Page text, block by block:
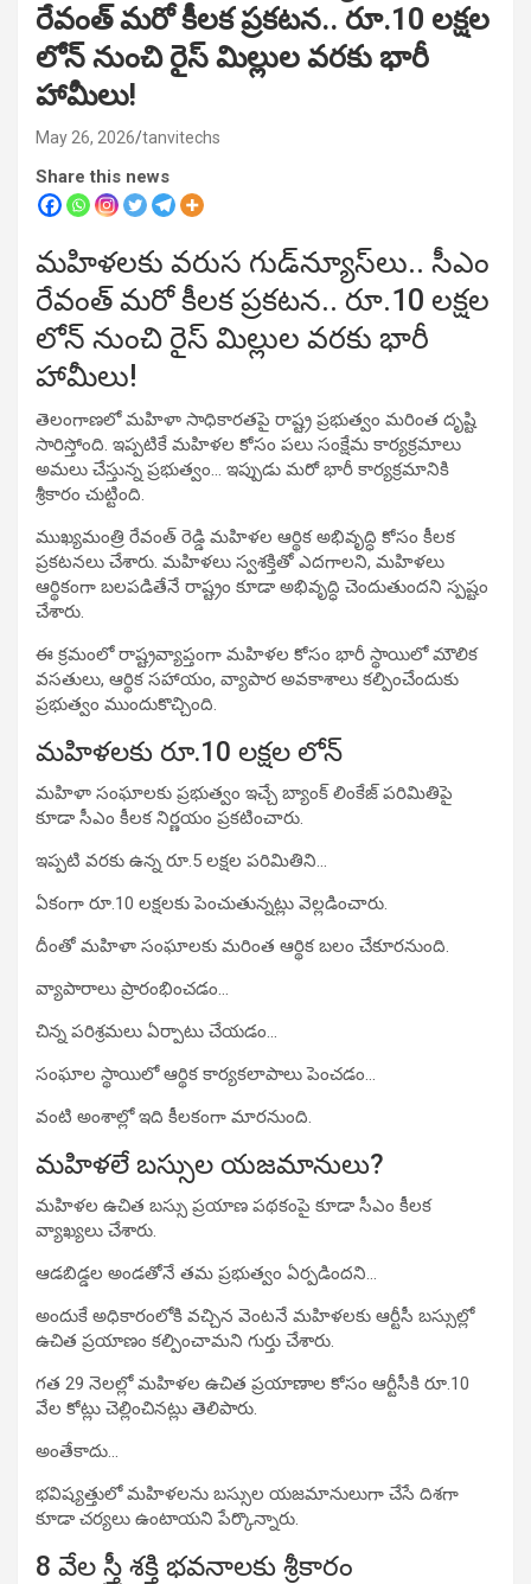
రేవంత్ మరో కీలక ప్రకటన.. రూ.10 లక్షల
లోన్ నుంచి రైస్ మిల్లుల వరకు భారీ
హామీలు!
May 26, 2026 tanvitechs
Share this news
మహిళలకు వరుస గుడ్‌న్యూస్‌లు.. సీఎం
రేవంత్ మరో కీలక ప్రకటన.. రూ.10 లక్షల
లోన్ నుంచి రైస్ మిల్లుల వరకు భారీ
హామీలు!
తెలంగాణలో మహిళా సాధికారతపై రాష్ట్ర ప్రభుత్వం మరింత దృష్టి
సారిస్తోంది. ఇప్పటికే మహిళల కోసం పలు సంక్షేమ కార్యక్రమాలు
అమలు చేస్తున్న ప్రభుత్వం… ఇప్పుడు మరో భారీ కార్యక్రమానికి
శ్రీకారం చుట్టింది.
ముఖ్యమంత్రి రేవంత్ రెడ్డి మహిళల ఆర్థిక అభివృద్ధి కోసం కీలక
ప్రకటనలు చేశారు. మహిళలు స్వశక్తితో ఎదగాలని, మహిళలు
ఆర్థికంగా బలపడితేనే రాష్ట్రం కూడా అభివృద్ధి చెందుతుందని స్పష్టం
చేశారు.
ఈ క్రమంలో రాష్ట్రవ్యాప్తంగా మహిళల కోసం భారీ స్థాయిలో మౌలిక
వసతులు, ఆర్థిక సహాయం, వ్యాపార అవకాశాలు కల్పించేందుకు
ప్రభుత్వం ముందుకొచ్చింది.
మహిళలకు రూ.10 లక్షల లోన్
మహిళా సంఘాలకు ప్రభుత్వం ఇచ్చే బ్యాంక్ లింకేజ్ పరిమితిపై
కూడా సీఎం కీలక నిర్ణయం ప్రకటించారు.
ఇప్పటి వరకు ఉన్న రూ.5 లక్షల పరిమితిని…
ఏకంగా రూ.10 లక్షలకు పెంచుతున్నట్లు వెల్లడించారు.
దీంతో మహిళా సంఘాలకు మరింత ఆర్థిక బలం చేకూరనుంది.
వ్యాపారాలు ప్రారంభించడం…
చిన్న పరిశ్రమలు ఏర్పాటు చేయడం…
సంఘాల స్థాయిలో ఆర్థిక కార్యకలాపాలు పెంచడం…
వంటి అంశాల్లో ఇది కీలకంగా మారనుంది.
మహిళలే బస్సుల యజమానులు?
మహిళల ఉచిత బస్సు ప్రయాణ పథకంపై కూడా సీఎం కీలక
వ్యాఖ్యలు చేశారు.
ఆడబిడ్డల అండతోనే తమ ప్రభుత్వం ఏర్పడిందని…
అందుకే అధికారంలోకి వచ్చిన వెంటనే మహిళలకు ఆర్టీసీ బస్సుల్లో
ఉచిత ప్రయాణం కల్పించామని గుర్తు చేశారు.
గత 29 నెలల్లో మహిళల ఉచిత ప్రయాణాల కోసం ఆర్టీసీకి రూ.10
వేల కోట్లు చెల్లించినట్లు తెలిపారు.
అంతేకాదు…
భవిష్యత్తులో మహిళలను బస్సుల యజమానులుగా చేసే దిశగా
కూడా చర్యలు ఉంటాయని పేర్కొన్నారు.
8 వేల స్త్రీ శక్తి భవనాలకు శ్రీకారం